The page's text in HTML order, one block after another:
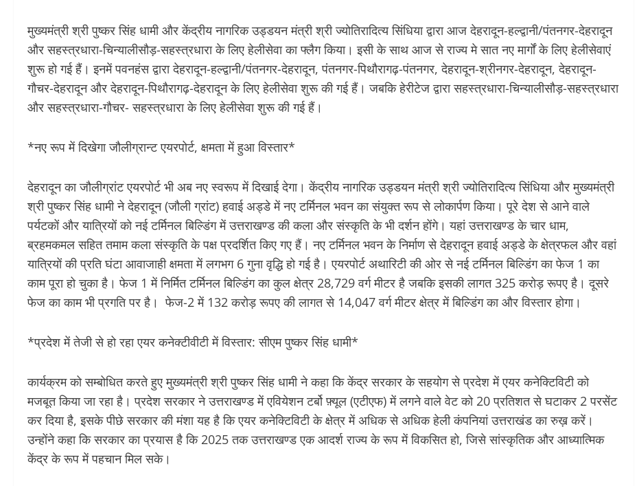
मुख्यमंत्री श्री पुष्कर सिंह धामी और केंद्रीय नागरिक उड्डयन मंत्री श्री ज्योतिरादित्य सिंधिया द्वारा आज देहरादून-हल्द्वानी/पंतनगर-देहरादून
और सहस्त्रधारा-चिन्यालीसौड़-सहस्त्रधारा के लिए हेलीसेवा का फ्लैग किया। इसी के साथ आज से राज्य मे सात नए मार्गों के लिए हेलीसेवाएं
शुरू हो गई हैं। इनमें पवनहंस द्वारा देहरादून-हल्द्वानी/पंतनगर-देहरादून, पंतनगर-पिथौरागढ़-पंतनगर, देहरादून-श्रीनगर-देहरादून, देहरादून-
गौचर-देहरादून और देहरादून-पिथौरागढ़-देहरादून के लिए हेलीसेवा शुरू की गई हैं। जबकि हेरीटेज द्वारा सहस्त्रधारा-चिन्यालीसौड़-सहस्त्रधारा
और सहस्त्रधारा-गौचर- सहस्त्रधारा के लिए हेलीसेवा शुरू की गई हैं।
*नए रूप में दिखेगा जौलीग्रान्ट एयरपोर्ट, क्षमता में हुआ विस्तार*
देहरादून का जौलीग्रांट एयरपोर्ट भी अब नए स्वरूप में दिखाई देगा। केंद्रीय नागरिक उड्डयन मंत्री श्री ज्योतिरादित्य सिंधिया और मुख्यमंत्री
श्री पुष्कर सिंह धामी ने देहरादून (जौली ग्रांट) हवाई अड्डे में नए टर्मिनल भवन का संयुक्त रूप से लोकार्पण किया। पूरे देश से आने वाले
पर्यटकों और यात्रियों को नई टर्मिनल बिल्डिंग में उत्तराखण्ड की कला और संस्कृति के भी दर्शन होंगे। यहां उत्तराखण्ड के चार धाम,
ब्रहमकमल सहित तमाम कला संस्कृति के पक्ष प्रदर्शित किए गए हैं। नए टर्मिनल भवन के निर्माण से देहरादून हवाई अड्डे के क्षेत्रफल और वहां
यात्रियों की प्रति घंटा आवाजाही क्षमता में लगभग 6 गुना वृद्धि हो गई है। एयरपोर्ट अथारिटी की ओर से नई टर्मिनल बिल्डिंग का फेज 1 का
काम पूरा हो चुका है। फेज 1 में निर्मित टर्मिनल बिल्डिंग का कुल क्षेत्र 28,729 वर्ग मीटर है जबकि इसकी लागत 325 करोड़ रूपए है। दूसरे
फेज का काम भी प्रगति पर है। फेज-2 में 132 करोड़ रूपए की लागत से 14,047 वर्ग मीटर क्षेत्र में बिल्डिंग का और विस्तार होगा।
*प्रदेश में तेजी से हो रहा एयर कनेक्टीवीटी में विस्तार: सीएम पुष्कर सिंह धामी*
कार्यक्रम को सम्बोधित करते हुए मुख्यमंत्री श्री पुष्कर सिंह धामी ने कहा कि केंद्र सरकार के सहयोग से प्रदेश में एयर कनेक्टिविटी को
मजबूत किया जा रहा है। प्रदेश सरकार ने उत्तराखण्ड में एवियेशन टर्बो फ़्यूल (एटीएफ) में लगने वाले वेट को 20 प्रतिशत से घटाकर 2 परसेंट
कर दिया है, इसके पीछे सरकार की मंशा यह है कि एयर कनेक्टिविटी के क्षेत्र में अधिक से अधिक हेली कंपनियां उत्तराखंड का रुख़ करें।
उन्होंने कहा कि सरकार का प्रयास है कि 2025 तक उत्तराखण्ड एक आदर्श राज्य के रूप में विकसित हो, जिसे सांस्कृतिक और आध्यात्मिक
केंद्र के रूप में पहचान मिल सके।